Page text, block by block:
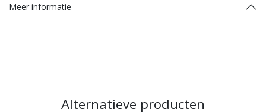
Meer informatie
Alternatieve producten